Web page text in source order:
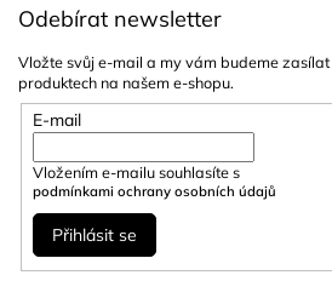
Odebírat newsletter
Vložte svůj e-mail a my vám budeme
produktech na našem e-shopu.
E-mail
Vložením e-mailu souhlasíte s
podmínkami ochrany osobních údajů
Přihlásit se